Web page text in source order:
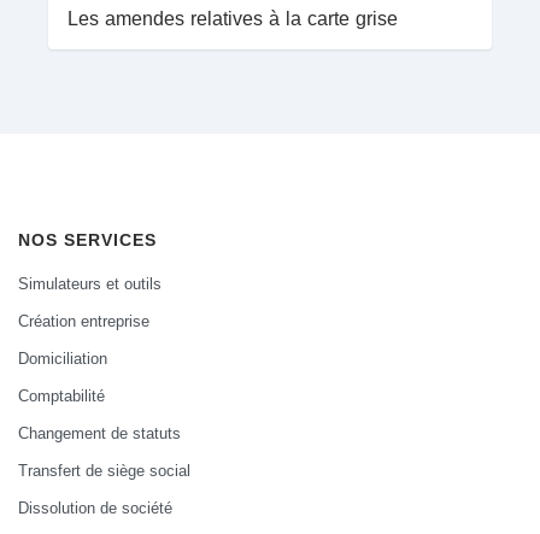
Les amendes relatives à la carte grise
NOS SERVICES
Simulateurs et outils
Création entreprise
Domiciliation
Comptabilité
Changement de statuts
Transfert de siège social
Dissolution de société